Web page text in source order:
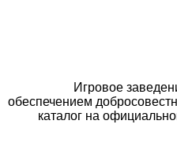
Игровое
обеспечением
каталог на